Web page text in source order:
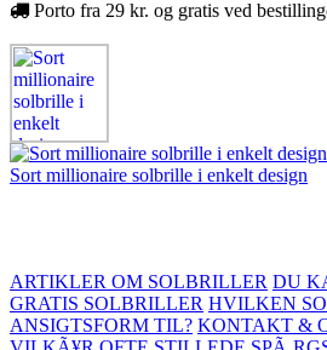
Porto fra 29 kr. og gratis ved
Sort millionaire solbrille i enkelt design
ARTIKLER OM SOLBRILLER DU
GRATIS SOLBRILLER HVILKEN
ANSIGTSFORM TIL? KONTAKT &